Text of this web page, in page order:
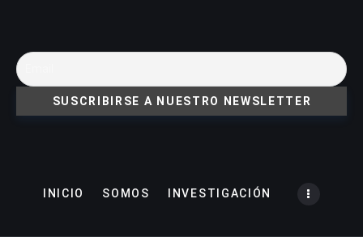
INICIO SOMOS INVESTIGACIÓN